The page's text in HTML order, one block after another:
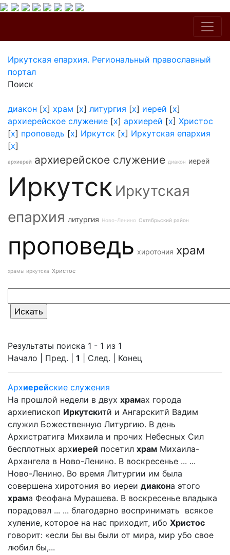
Иркутская епархия. Региональный православный
портал
Поиск
диакон [x] храм [x] литургия [x] иерей [x]
архиерейское служение [x] архиерей [x] Христос
[x] проповедь [x] Иркутск [x] Иркутская епархия
[x]
архиерей архиерейское служение диакон иерей
Иркутск Иркутская
епархия литургия Ново-Ленино Октябрьский район
проповедь хиротония храм
храмы иркутска Христос
Результаты поиска 1 - 1 из 1
Начало | Пред. | 1 | След. | Конец
Архиерейские служения
На прошлой недели в двух храмах города
архиепископ Иркутскитй и Ангарскитй Вадим
служил Божественную Литургию. В день
Архистратига Михаила и прочих Небесных Сил
бесплотных архиерей посетил храм Михаила-
Архангела в Ново-Ленино. В воскресенье ... ...
Ново-Ленино. Во время Литургии им была
совершена хиротония во иереи диакона этого
храма Феофана Мурашева. В воскресенье владыка
порадовал ... ... благодарно воспринимать всякое
хуление, которое на нас приходит, ибо Христос
говорит: «если бы вы были от мира, мир убо свое
любил бы,...